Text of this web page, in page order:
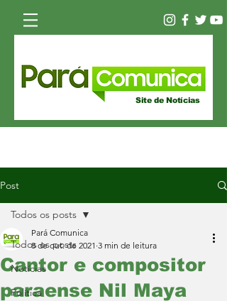
Site de Notícias
Post
Todos os posts
Notícias
Política
Todos os posts
Cantor e compositor
paraense Nil Maya
Pará Comunica
8 de out. de 2021 3 min de leitura